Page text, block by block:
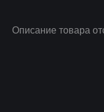
Описание товара